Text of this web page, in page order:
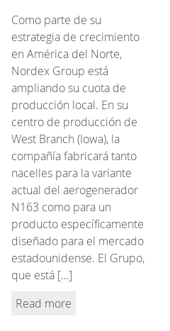
Como parte de su
estrategia de crecimiento
en América del Norte,
Nordex Group está
ampliando su cuota de
producción local. En su
centro de producción de
West Branch (Iowa), la
compañía fabricará tanto
nacelles para la variante
actual del aerogenerador
N163 como para un
producto específicamente
diseñado para el mercado
estadounidense. El Grupo,
que está […]
Read more